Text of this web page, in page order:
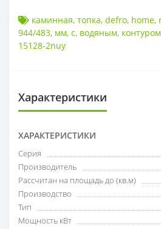
каминная, топка, defro, home,
944/483, мм, с, водяным, контуром
15128-2nuy
Характеристики
ХАРАКТЕРИСТИКИ
Серия
Производитель
Рассчитан на площадь до (кв.м)
Производство
Тип
Мощность кВт